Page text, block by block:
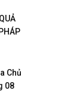
Chủ
08